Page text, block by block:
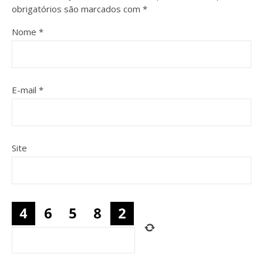
obrigatórios são marcados com *
Nome *
E-mail *
Site